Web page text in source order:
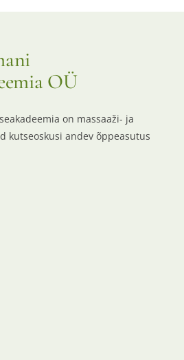
OÜ
on massaaži- ja
kutseoskusi andev õppeasutus